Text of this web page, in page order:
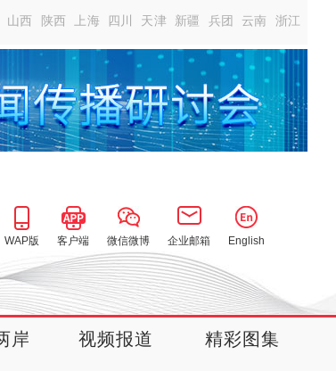
山西 陕西 上海 四川 天津 新疆 兵团 云南 浙江
WAP版 客户端 微信微博 企业邮箱 English
岸 视频报道 精彩图集